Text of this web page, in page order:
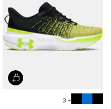
+ 3